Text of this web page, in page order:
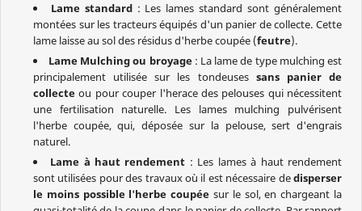
Lame standard: Les lames standard sont généralement
montées sur les tracteurs équipés d'un panier de collecte. Cette
lame laisse au sol des résidus d'herbe coupée (feutre).
Lame Mulching ou broyage: La lame de type mulching est
principalement utilisée sur les tondeuses sans panier de
collecteou pour couper l'herace des pelouses qui nécessitent
une fertilisation naturelle. Les lames mulching pulvérisent
l'herbe coupée, qui, déposée sur la pelouse, sert d'engrais
naturel.
Lame à haut rendement : Les lames à haut rendement
sont utilisées pour des travaux où il est nécessaire dedisperser
le moins possible l'herbe coupée sur le sol, en chargeant la